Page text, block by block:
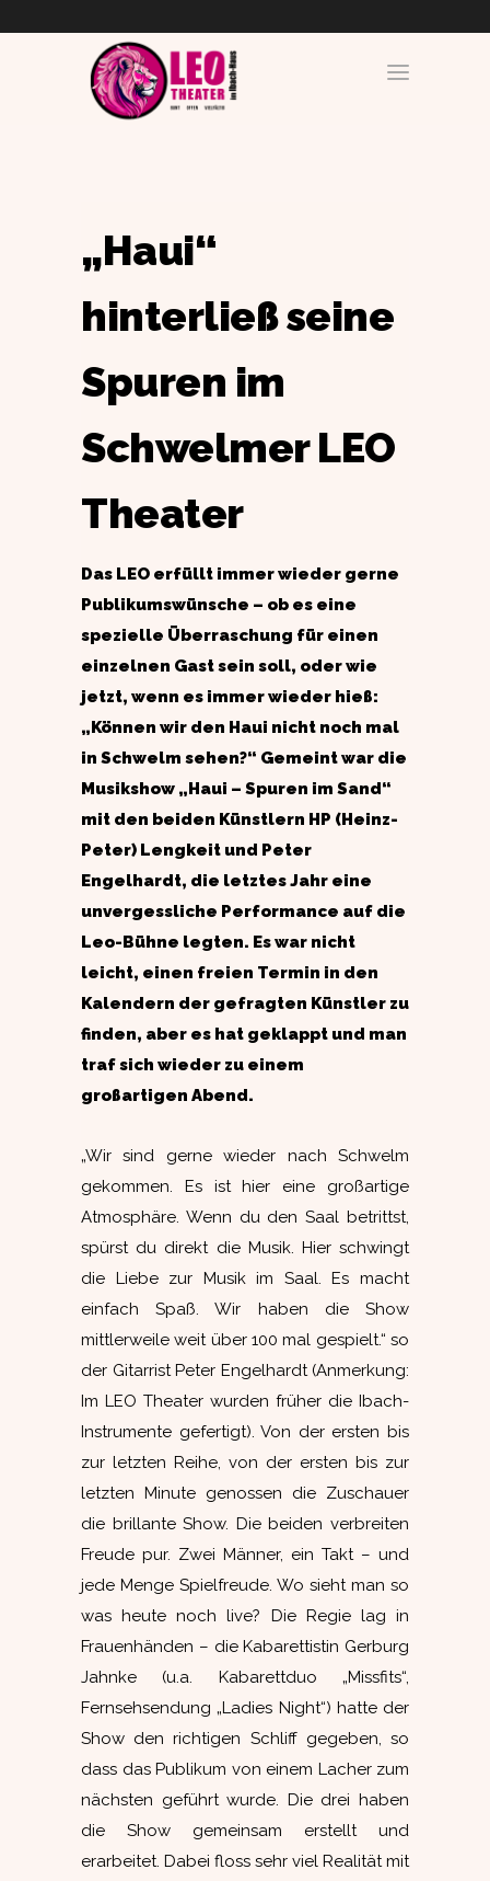
„Haui“
hinterließ seine
Spuren im
Schwelmer LEO
Theater
Das LEO erfüllt immer wieder gerne
Publikumswünsche – ob es eine
spezielle Überraschung für einen
einzelnen Gast sein soll, oder wie
jetzt, wenn es immer wieder hieß:
„Können wir den Haui nicht noch mal
in Schwelm sehen?“ Gemeint war die
Musikshow „Haui – Spuren im Sand“
mit den beiden Künstlern HP (Heinz-
Peter) Lengkeit und Peter
Engelhardt, die letztes Jahr eine
unvergessliche Performance auf die
Leo-Bühne legten. Es war nicht
leicht, einen freien Termin in den
Kalendern der gefragten Künstler zu
finden, aber es hat geklappt und man
traf sich wieder zu einem
großartigen Abend.
„Wir sind gerne wieder nach Schwelm
gekommen. Es ist hier eine großartige
Atmosphäre. Wenn du den Saal betrittst,
spürst du direkt die Musik. Hier schwingt
die Liebe zur Musik im Saal. Es macht
einfach Spaß. Wir haben die Show
mittlerweile weit über 100 mal gespielt.“ so
der Gitarrist Peter Engelhardt (Anmerkung:
Im LEO Theater wurden früher die Ibach-
Instrumente gefertigt). Von der ersten bis
zur letzten Reihe, von der ersten bis zur
letzten Minute genossen die Zuschauer
die brillante Show. Die beiden verbreiten
Freude pur. Zwei Männer, ein Takt – und
jede Menge Spielfreude. Wo sieht man so
was heute noch live? Die Regie lag in
Frauenhänden – die Kabarettistin Gerburg
Jahnke (u.a. Kabarettduo „Missfits“,
Fernsehsendung „Ladies Night“) hatte der
Show den richtigen Schliff gegeben, so
dass das Publikum von einem Lacher zum
nächsten geführt wurde. Die drei haben
die Show gemeinsam erstellt und
erarbeitet. Dabei floss sehr viel Realität mit